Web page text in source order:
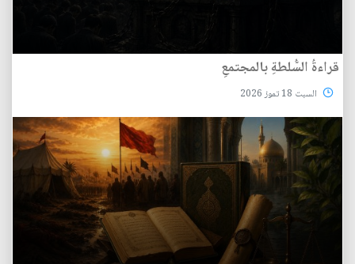
قراءةُ السُّلطةِ بالمجتمعِ
السبت 18 تموز 2026